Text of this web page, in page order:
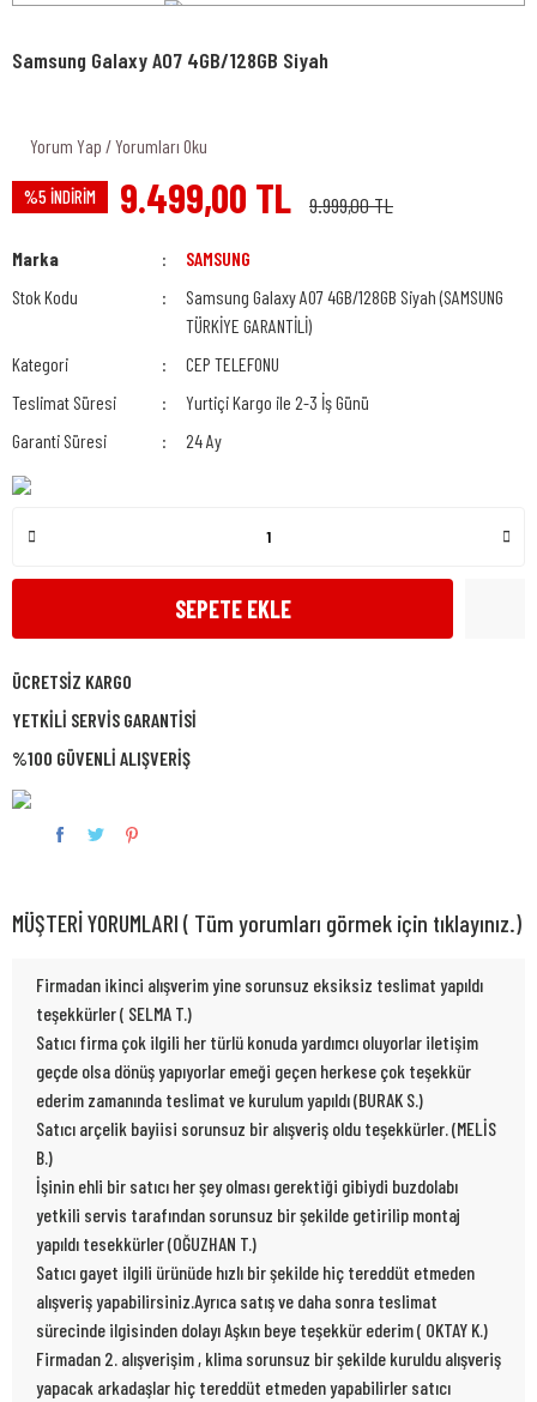
Samsung Galaxy A07 4GB/128GB Siyah
Yorum Yap / Yorumları Oku
%5 İNDİRİM 9.499,00 TL 9.999,00 TL
Marka
SAMSUNG
Stok Kodu
Samsung Galaxy A07 4GB/128GB Siyah (SAMSUNG
TÜRKİYE GARANTİLİ)
Kategori
CEP TELEFONU
Teslimat Süresi
Yurtiçi Kargo ile 2-3 İş Günü
Garanti Süresi
24 Ay
SEPETE EKLE
ÜCRETSİZ KARGO
YETKİLİ SERVİS GARANTİSİ
%100 GÜVENLİ ALIŞVERİŞ
MÜŞTERİ YORUMLARI ( Tüm yorumları görmek için tıklayınız.)
Firmadan ikinci alışverim yine sorunsuz eksiksiz teslimat yapıldı
teşekkürler ( SELMA T.)
Satıcı firma çok ilgili her türlü konuda yardımcı oluyorlar iletişim
geçde olsa dönüş yapıyorlar emeği geçen herkese çok teşekkür
ederim zamanında teslimat ve kurulum yapıldı (BURAK S.)
Satıcı arçelik bayiisi sorunsuz bir alışveriş oldu teşekkürler. (MELİS
B.)
İşinin ehli bir satıcı her şey olması gerektiği gibiydi buzdolabı
yetkili servis tarafından sorunsuz bir şekilde getirilip montaj
yapıldı tesekkürler (OĞUZHAN T.)
Satıcı gayet ilgili ürünüde hızlı bir şekilde hiç tereddüt etmeden
alışveriş yapabilirsiniz.Ayrıca satış ve daha sonra teslimat
sürecinde ilgisinden dolayı Aşkın beye teşekkür ederim ( OKTAY K.)
Firmadan 2. alışverişim , klima sorunsuz bir şekilde kuruldu alışveriş
yapacak arkadaşlar hiç tereddüt etmeden yapabilirler satıcı